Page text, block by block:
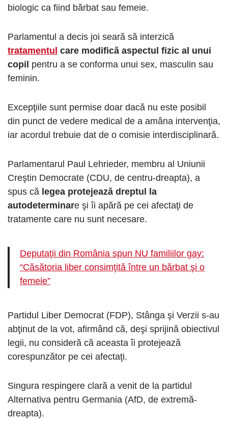
biologic ca fiind bărbat sau femeie.
Parlamentul a decis joi seară să interzică
tratamentul care modifică aspectul fizic al unui
copil pentru a se conforma unui sex, masculin sau
feminin.
Excepţiile sunt permise doar dacă nu este posibil
din punct de vedere medical de a amâna intervenţia,
iar acordul trebuie dat de o comisie interdisciplinară.
Parlamentarul Paul Lehrieder, membru al Uniunii
Creştin Democrate (CDU, de centru-dreapta), a
spus că legea protejează dreptul la
autodeterminare şi îi apără pe cei afectaţi de
tratamente care nu sunt necesare.
Deputaţii din România spun NU familiilor gay:
“Căsătoria liber consimţită între un bărbat şi o
femeie”
Partidul Liber Democrat (FDP), Stânga şi Verzii s-au
abţinut de la vot, afirmând că, deşi sprijină obiectivul
legii, nu consideră că aceasta îi protejează
corespunzător pe cei afectaţi.
Singura respingere clară a venit de la partidul
Alternativa pentru Germania (AfD, de extremă-
dreapta).